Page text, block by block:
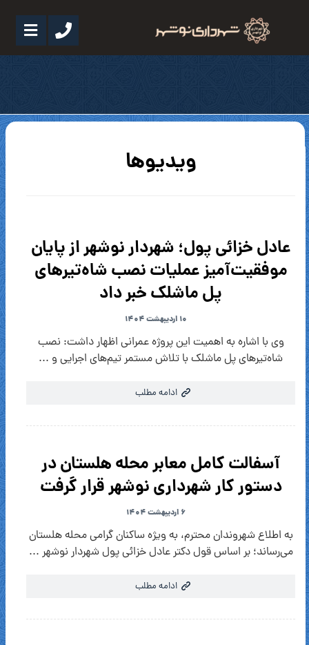
ویدیوها
عادل خزائی پول؛ شهردار نوشهر از پایان
موفقیت‌آمیز عملیات نصب شاه‌تیرهای
پل ماشلک خبر داد
۱۰ اردیبهشت ۱۴۰۴
وی با اشاره به اهمیت این پروژه عمرانی اظهار داشت: نصب
شاه‌تیرهای پل ماشلک با تلاش مستمر تیم‌های اجرایی و ...
ادامه مطلب
آسفالت کامل معابر محله هلستان در
دستور کار شهرداری نوشهر قرار گرفت
۶ اردیبهشت ۱۴۰۴
به اطلاع شهروندان محترم، به ویژه ساکنان گرامی محله هلستان
می‌رساند؛ بر اساس قول دکتر عادل خزائی پول شهردار نوشهر ...
ادامه مطلب